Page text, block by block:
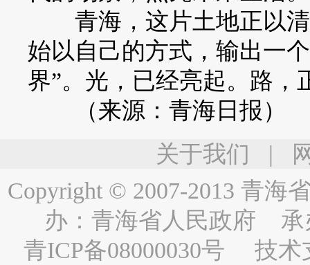
青海，这片土地正以清
始以自己的方式，输出一
界”。光，已经亮起。路，
（来源：青海日报）
关于我们 |
Copyright © 2007-2013 青海
办： 青海省人民政府 承
青ICP备08000030号 技术